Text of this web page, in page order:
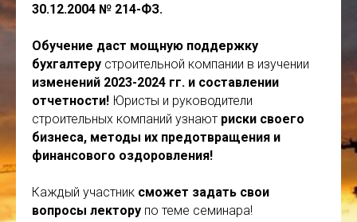
30.12.2004 № 214-ФЗ.
Обучение даст мощную поддержку
бухгалтеру строительной компании в изучении
изменений 2023-2024 гг. и составлении
отчетности! Юристы и руководители
строительных компаний узнают риски своего
бизнеса, методы их предотвращения и
финансового оздоровления!
Каждый участник сможет задать свои
вопросы лектору по теме семинара!